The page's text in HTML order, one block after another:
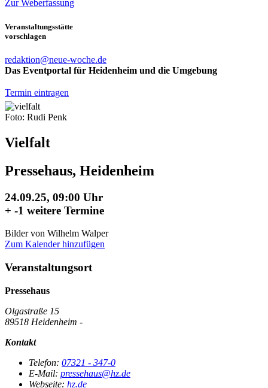
Zur Weberfassung
Veranstaltungsstätte
vorschlagen
redaktion@neue-woche.de
Das Eventportal für Heidenheim und die Umgebung
Termin eintragen
Foto: Rudi Penk
Vielfalt
Pressehaus, Heidenheim
24.09.25, 09:00 Uhr
+ -1 weitere Termine
Bilder von Wilhelm Walper
Zum Kalender hinzufügen
Veranstaltungsort
Pressehaus
Olgastraße 15
89518 Heidenheim -
Kontakt
Telefon: 07321 - 347-0
E-Mail: pressehaus@hz.de
Webseite: hz.de